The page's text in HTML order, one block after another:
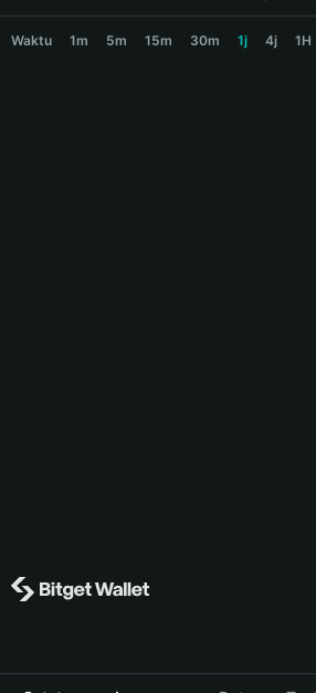
Bahasa Indonesia
Waktu 1m 5m 15m 30m 1j 4j 1H